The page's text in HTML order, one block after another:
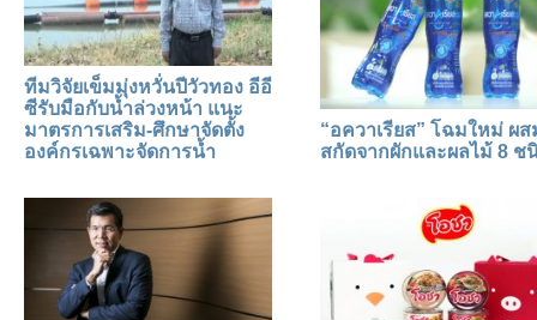
ทีมวิจัยเข็มมุ่งหวั่นปีวัวทอง อีอี
ซีรับมือกับน้ำล่วงหน้า แนะ
มาตรการเสริม-ศึกษาจัดตั้ง
องค์กรเฉพาะจัดการน้ำ
“อควาเรียส” โฉมใหม่ ผ
สกัดจากผักและผลไม้ 8 ช